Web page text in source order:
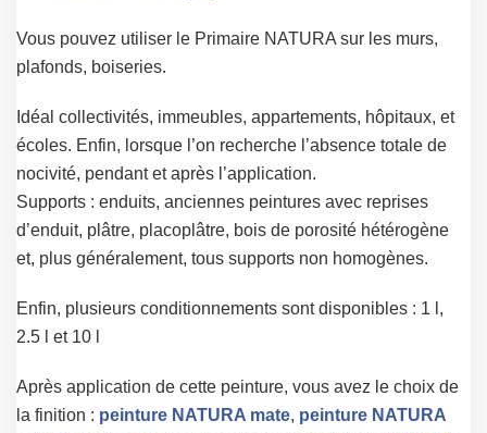
Vous pouvez utiliser le Primaire NATURA sur les murs,
plafonds, boiseries.
Idéal collectivités, immeubles, appartements, hôpitaux, et
écoles. Enfin, lorsque l’on recherche l’absence totale de
nocivité, pendant et après l’application.
Supports : enduits, anciennes peintures avec reprises
d’enduit, plâtre, placoplâtre, bois de porosité hétérogène
et, plus généralement, tous supports non homogènes.
Enfin, plusieurs conditionnements sont disponibles : 1 l,
2.5 l et 10 l
Après application de cette peinture, vous avez le choix de
la finition : peinture NATURA mate, peinture NATURA